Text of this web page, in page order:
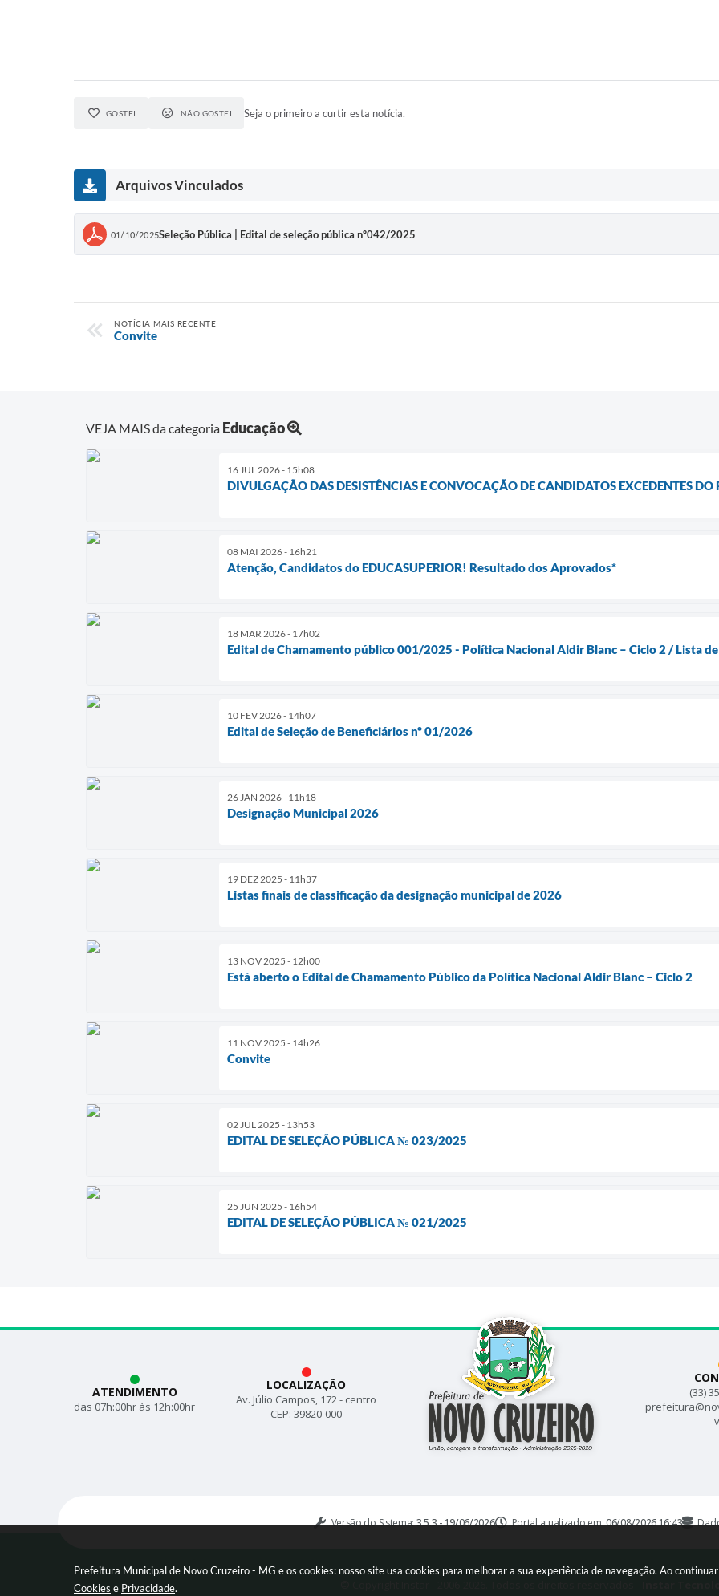
Prefeitura Municipal de Novo Cruzeiro - MG e os cookies: nosso site usa cookies para melhorar a sua experiência de navegação. Ao
Cookies e Privacidade.
GOSTEI NÃO GOSTEI Seja o primeiro a curtir esta notícia.
Arquivos Vinculados
01/10/2025Seleção Pública | Edital de seleção pública nº042/2025
NOTÍCIA MAIS RECENTE
Convite
VEJA MAIS da categoria Educação
16 JUL 2026 - 15h08
DIVULGAÇÃO DAS DESISTÊNCIAS E CONVOCAÇÃO DE CANDIDATOS EXCEDENTES
08 MAI 2026 - 16h21
Atenção, Candidatos do EDUCASUPERIOR! Resultado dos Aprovados*
18 MAR 2026 - 17h02
Edital de Chamamento público 001/2025 - Política Nacional Aldir Blanc – Ciclo 2 / Lista
10 FEV 2026 - 14h07
Edital de Seleção de Beneficiários nº 01/2026
26 JAN 2026 - 11h18
Designação Municipal 2026
19 DEZ 2025 - 11h37
Listas finais de classificação da designação municipal de 2026
13 NOV 2025 - 12h00
Está aberto o Edital de Chamamento Público da Política Nacional Aldir Blanc – Ciclo 2
11 NOV 2025 - 14h26
Convite
02 JUL 2025 - 13h53
EDITAL DE SELEÇÃO PÚBLICA № 023/2025
25 JUN 2025 - 16h54
EDITAL DE SELEÇÃO PÚBLICA № 021/2025
LOCALIZAÇÃO
Av. Júlio Campos, 172 - centro
CEP: 39820-000
(33)
ATENDIMENTO
das 07h:00hr às 12h:00hr
Versão do Sistema:3.5.3 - 19/06/2026 Portal atualizado em:06/08/2026 16:43